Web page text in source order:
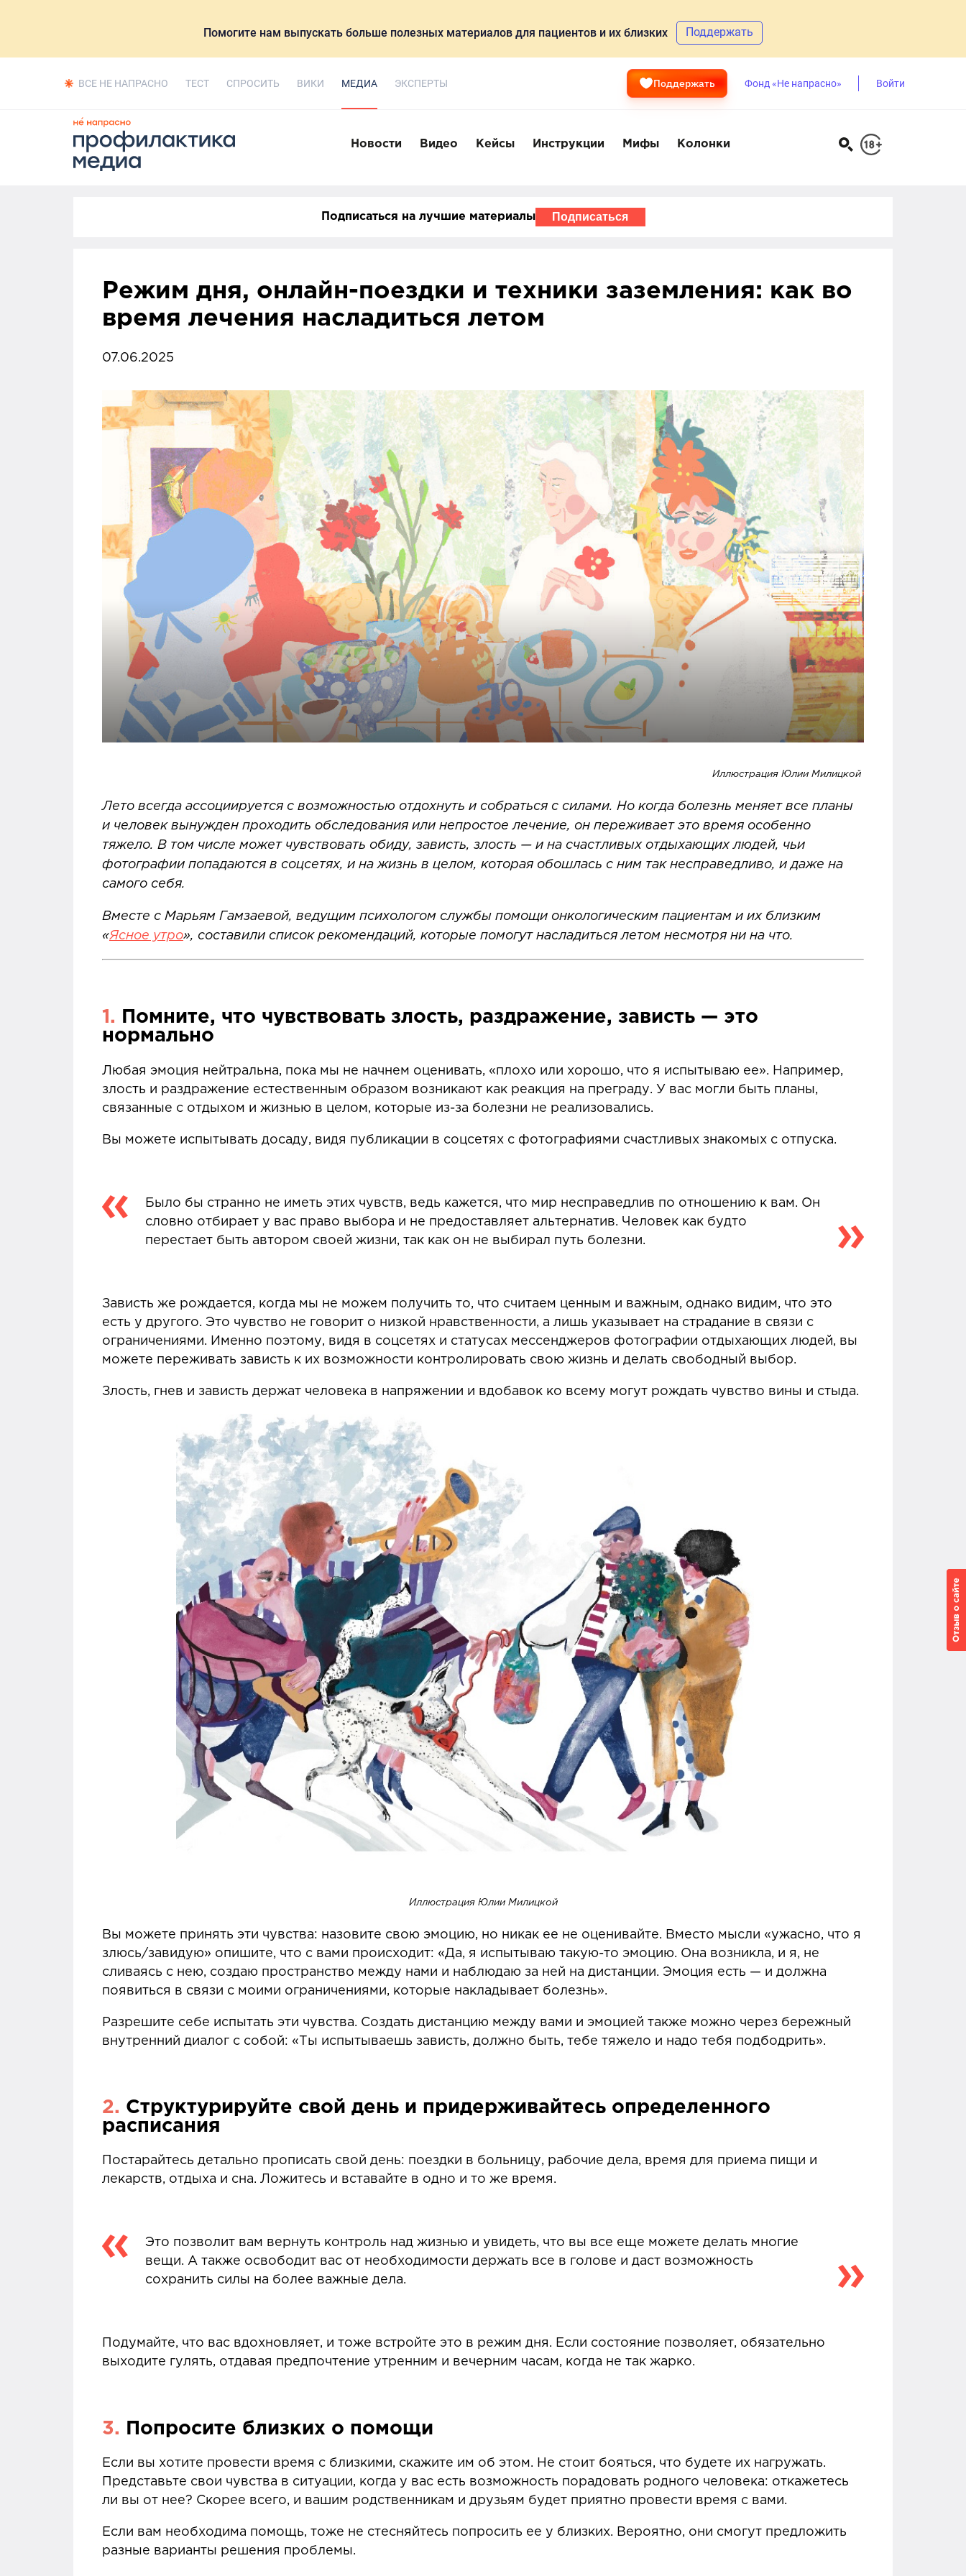
Помогите нам выпускать больше полезных материалов для пациентов и их близких Поддержать
ВСЕ НЕ НАПРАСНО ТЕСТ СПРОСИТЬ ВИКИ МЕДИА ЭКСПЕРТЫ Поддержать Фонд «Не напрасно» Войти
Новости Видео Кейсы Инструкции Мифы Колонки
Подписаться на лучшие материалы Подписаться
Режим дня, онлайн-поездки и техники заземления: как во
время лечения насладиться летом
07.06.2025
Иллюстрация Юлии Милицкой
Лето всегда ассоциируется с возможностью отдохнуть и собраться с силами. Но когда болезнь меняет все планы
и человек вынужден проходить обследования или непростое лечение, он переживает это время особенно
тяжело. В том числе может чувствовать обиду, зависть, злость — и на счастливых отдыхающих людей, чьи
фотографии попадаются в соцсетях, и на жизнь в целом, которая обошлась с ним так несправедливо, и даже на
самого себя.
Вместе с Марьям Гамзаевой, ведущим психологом службы помощи онкологическим пациентам и их близким
«Ясное утро», составили список рекомендаций, которые помогут насладиться летом несмотря ни на что.
1. Помните, что чувствовать злость, раздражение, зависть — это
нормально
Любая эмоция нейтральна, пока мы не начнем оценивать, «плохо или хорошо, что я испытываю ее». Например,
злость и раздражение естественным образом возникают как реакция на преграду. У вас могли быть планы,
связанные с отдыхом и жизнью в целом, которые из-за болезни не реализовались.
Вы можете испытывать досаду, видя публикации в соцсетях с фотографиями счастливых знакомых с отпуска.
Было бы странно не иметь этих чувств, ведь кажется, что мир несправедлив по отношению к вам. Он
словно отбирает у вас право выбора и не предоставляет альтернатив. Человек как будто
перестает быть автором своей жизни, так как он не выбирал путь болезни.
Зависть же рождается, когда мы не можем получить то, что считаем ценным и важным, однако видим, что это
есть у другого. Это чувство не говорит о низкой нравственности, а лишь указывает на страдание в связи с
ограничениями. Именно поэтому, видя в соцсетях и статусах мессенджеров фотографии отдыхающих людей, вы
можете переживать зависть к их возможности контролировать свою жизнь и делать свободный выбор.
Злость, гнев и зависть держат человека в напряжении и вдобавок ко всему могут рождать чувство вины и стыда.
Иллюстрация Юлии Милицкой
Вы можете принять эти чувства: назовите свою эмоцию, но никак ее не оценивайте. Вместо мысли «ужасно, что я
злюсь/завидую» опишите, что с вами происходит: «Да, я испытываю такую-то эмоцию. Она возникла, и я, не
сливаясь с нею, создаю пространство между нами и наблюдаю за ней на дистанции. Эмоция есть — и должна
появиться в связи с моими ограничениями, которые накладывает болезнь».
Разрешите себе испытать эти чувства. Создать дистанцию между вами и эмоцией также можно через бережный
внутренний диалог с собой: «Ты испытываешь зависть, должно быть, тебе тяжело и надо тебя подбодрить».
2. Структурируйте свой день и придерживайтесь определенного
расписания
Постарайтесь детально прописать свой день: поездки в больницу, рабочие дела, время для приема пищи и
лекарств, отдыха и сна. Ложитесь и вставайте в одно и то же время.
Это позволит вам вернуть контроль над жизнью и увидеть, что вы все еще можете делать многие
вещи. А также освободит вас от необходимости держать все в голове и даст возможность
сохранить силы на более важные дела.
Подумайте, что вас вдохновляет, и тоже встройте это в режим дня. Если состояние позволяет, обязательно
выходите гулять, отдавая предпочтение утренним и вечерним часам, когда не так жарко.
3. Попросите близких о помощи
Если вы хотите провести время с близкими, скажите им об этом. Не стоит бояться, что будете их нагружать.
Представьте свои чувства в ситуации, когда у вас есть возможность порадовать родного человека: откажетесь
ли вы от нее? Скорее всего, и вашим родственникам и друзьям будет приятно провести время с вами.
Если вам необходима помощь, тоже не стесняйтесь попросить ее у близких. Вероятно, они смогут предложить
разные варианты решения проблемы.